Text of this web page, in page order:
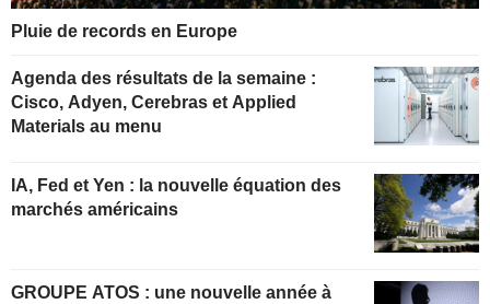
Pluie de records en Europe
Agenda des résultats de la semaine :
Cisco, Adyen, Cerebras et Applied
Materials au menu
IA, Fed et Yen : la nouvelle équation des
marchés américains
GROUPE ATOS : une nouvelle année à